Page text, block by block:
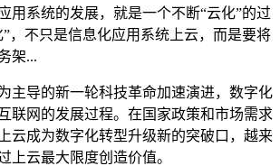
用系统的发展，就是一个不断“云化”的过
，不只是信息化应用系统上云，而是要将
架...
主导的新一轮科技革命加速演进，数字化
联网的发展过程。在国家政策和市场需求
云成为数字化转型升级新的突破口，越来
上云最大限度创造价值。